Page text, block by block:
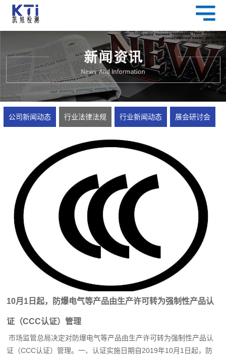
公司新闻动态 行业法律法规 行业新闻动态 展会研讨会
10月1日起，防爆电气等产品由生产许可转为强制性产品认
证（CCC认证）管理
市场监管总局决定对防爆电气等产品由生产许可转为强制性产品认
证（CCC认证）管理。一、认证实施日期自2019年10月1日起，防